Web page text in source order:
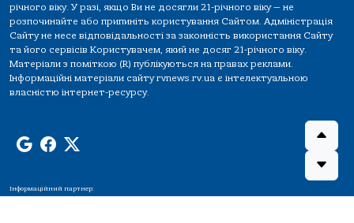
річного віку. У разі, якщо Ви не досягли 21-річного віку — не
розпочинайте або припиніть користування Сайтом. Адміністрація
Сайту не несе відповідальності за законність використання Сайту
та його сервісів Користувачем, який не досяг 21-річного віку.
Матеріали з поміткою (R) публікуються на правах реклами.
Інформаційні матеріали сайту rvnews.rv.ua є інтелектуальною
власністю інтернет-ресурсу.
Інформаційний партнер: